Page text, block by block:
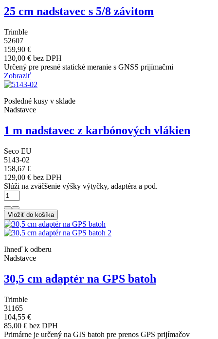
25 cm nadstavec s 5/8 závitom
Trimble
52607
159,90 €
130,00 € bez DPH
Určený pre presné statické meranie s GNSS prijímačmi
Zobraziť
Posledné kusy v sklade
Nadstavce
1 m nadstavec z karbónových vlákien
Seco EU
5143-02
158,67 €
129,00 € bez DPH
Slúži na zväčšenie výšky výtyčky, adaptéra a pod.
Vložiť do košíka
Ihneď k odberu
Nadstavce
30,5 cm adaptér na GPS batoh
Trimble
31165
104,55 €
85,00 € bez DPH
Primárne je určený na GIS batoh pre prenos GPS prijímačov